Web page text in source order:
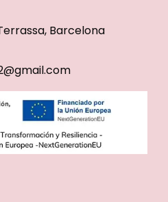
Barcelona